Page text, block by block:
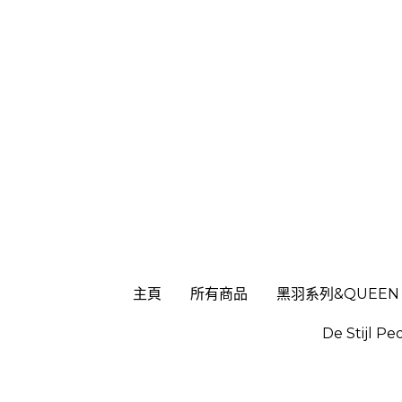
主頁 所有商品 黑羽系列&QUEEN
De Stijl
主頁 所有商品 黑羽系列&QUEEN
De Stijl